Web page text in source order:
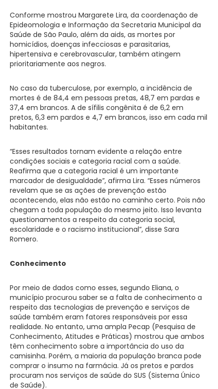
Conforme mostrou Margarete Lira, da coordenação de
Epideomologia e Informação da Secretaria Municipal da
Saúde de São Paulo, além da aids, as mortes por
homicídios, doenças infecciosas e parasitarias,
hipertensiva e cerebrovascular, também atingem
prioritariamente aos negros.
No caso da tuberculose, por exemplo, a incidência de
mortes é de 84,4 em pessoas pretas, 48,7 em pardas e
37,4 em brancos. A de sífilis congênita é de 6,2 em
pretos, 6,3 em pardos e 4,7 em brancos, isso em cada mil
habitantes.
“Esses resultados tornam evidente a relação entre
condições sociais e categoria racial com a saúde.
Reafirma que a categoria racial é um importante
marcador de desigualdade”, afirma Lira. “Esses números
revelam que se as ações de prevenção estão
acontecendo, elas não estão no caminho certo. Pois não
chegam a toda população do mesmo jeito. Isso levanta
questionamentos a respeito da categoria social,
escolaridade e o racismo institucional”, disse Sara
Romero.
Conhecimento
Por meio de dados como esses, segundo Eliana, o
município procurou saber se a falta de conhecimento a
respeito das tecnologias de prevenção e serviços de
saúde também eram fatores responsáveis por essa
realidade. No entanto, uma ampla Pecap (Pesquisa de
Conhecimento, Atitudes e Práticas) mostrou que ambos
têm conhecimento sobre a importância do uso da
camisinha. Porém, a maioria da população branca pode
comprar o insumo na farmácia. Já os pretos e pardos
procuram nos serviços de saúde do SUS (Sistema Único
de Saúde).